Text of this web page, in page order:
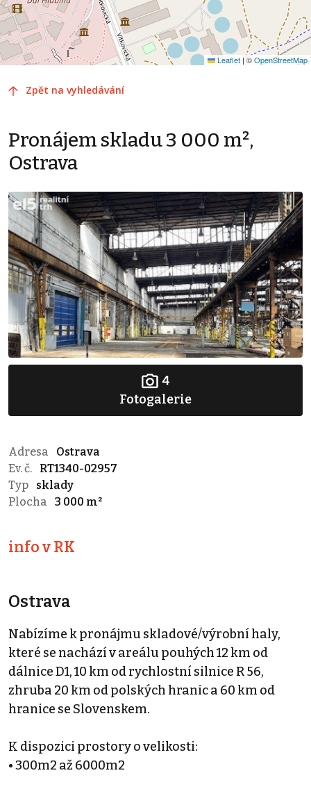
Leaflet|©OpenStreetMap
Zpět na vyhledávání
Pronájem skladu 3 000 m²,
Ostrava
4
Fotogalerie
Adresa
Ostrava
Ev. č.
RT1340-02957
Typ
sklady
Plocha
3 000 m²
info v RK
Ostrava
Nabízíme k pronájmu skladové/výrobní haly,
které se nachází v areálu pouhých 12 km od
dálnice D1, 10 km od rychlostní silnice R 56,
zhruba 20 km od polských hranic a 60 km od
hranice se Slovenskem.
K dispozici prostory o velikosti:
• 300m2 až 6000m2